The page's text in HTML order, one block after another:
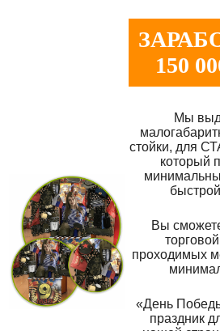
150
Мы
стойки, для
который
Вы
проходимых
«День
праздник